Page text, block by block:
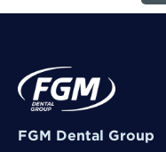
FGM Dental Group